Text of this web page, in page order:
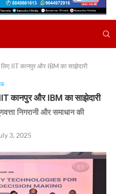
IIT कानपुर और IBM का साझेदारी
कानपुर और IBM का साझेदारी
निगरानी और समाधान की
3, 2025